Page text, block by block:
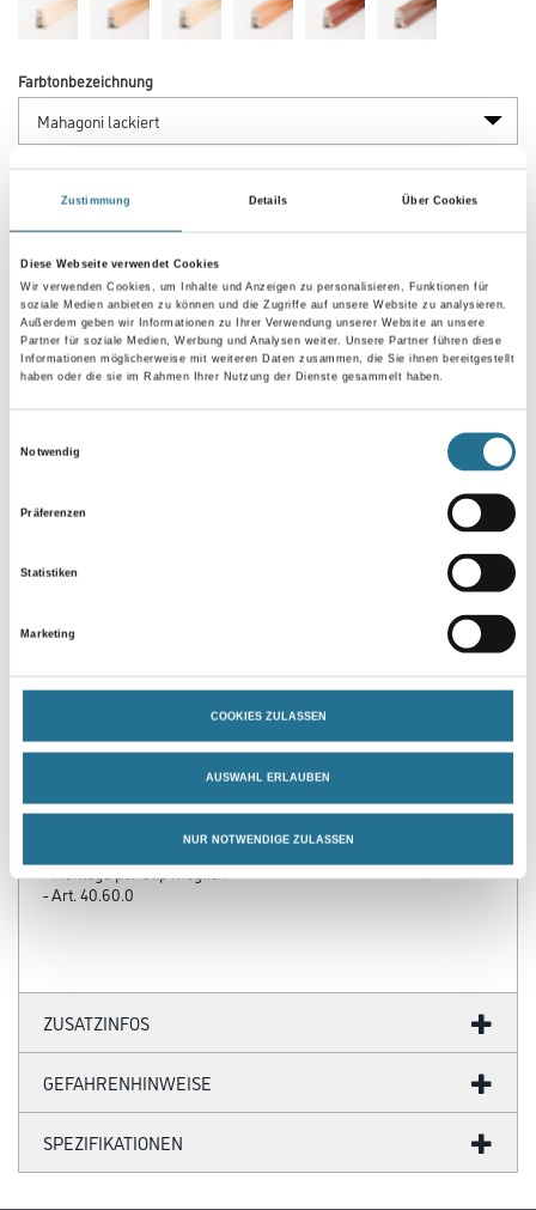
Zustimmung Details Über Cookies
Diese Webseite verwendet Cookies
Wir verwenden Cookies, um Inhalte und Anzeigen zu personalisieren, Funktionen für
soziale Medien anbieten zu können und die Zugriffe auf unsere Website zu analysieren.
Außerdem geben wir Informationen zu Ihrer Verwendung unserer Website an unsere
Partner für soziale Medien, Werbung und Analysen weiter. Unsere Partner führen diese
Informationen möglicherweise mit weiteren Daten zusammen, die Sie ihnen bereitgestellt
haben oder die sie im Rahmen Ihrer Nutzung der Dienste gesammelt haben.
Notwendig
Präferenzen
Statistiken
Marketing
COOKIES ZULASSEN
AUSWAHL ERLAUBEN
NUR NOTWENDIGE ZULASSEN
Farbtonbezeichnung
Länge in centimeter
Breite in centimeter
Gebinde
Umrechnungsfaktoren
PRODUKTEIGENSCHAFTEN
- Montage per Clip möglich
- Art. 40.60.0
ZUSATZINFOS
GEFAHRENHINWEISE
SPEZIFIKATIONEN